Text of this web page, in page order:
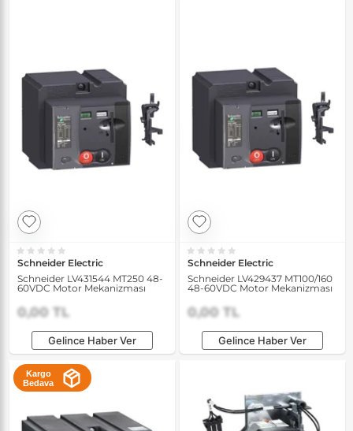
Schneider Electric
Schneider LV431544 MT250 48-
60VDC Motor Mekanizması
0,00 TL
Gelince Haber Ver
Schneider Electric
Schneider LV429437 MT100/160
48-60VDC Motor Mekanizması
0,00 TL
Gelince Haber Ver
Kargo
Bedava